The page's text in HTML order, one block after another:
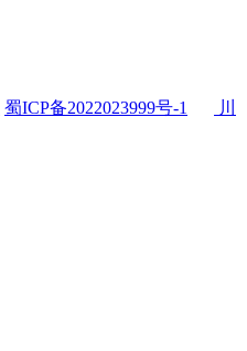
蜀ICP备2022023999号-1
川